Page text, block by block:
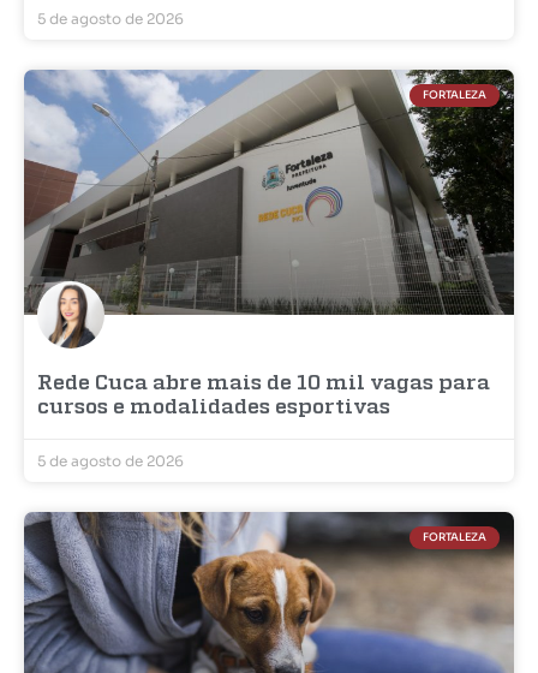
5 de agosto de 2026
FORTALEZA
Rede Cuca abre mais de 10 mil vagas para
cursos e modalidades esportivas
5 de agosto de 2026
FORTALEZA